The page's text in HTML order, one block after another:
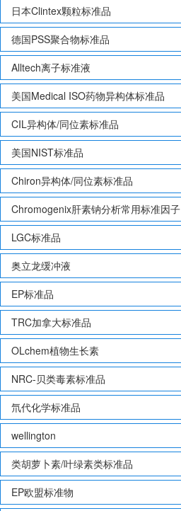
日本Clintex颗粒标准品
德国PSS聚合物标准品
Alltech离子标准液
美国Medical ISO药物异构体标准品
CIL异构体/同位素标准品
美国NIST标准品
Chiron异构体/同位素标准品
Chromogenix肝素钠分析常用标准因子
LGC标准品
奥立龙缓冲液
EP标准品
TRC加拿大标准品
OLchem植物生长素
NRC-贝类毒素标准品
氘代化学标准品
wellington
类胡萝卜素/叶绿素类标准品
EP欧盟标准物